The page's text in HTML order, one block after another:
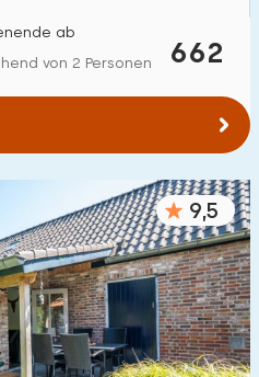
662
ab
von 2 Personen
9,5